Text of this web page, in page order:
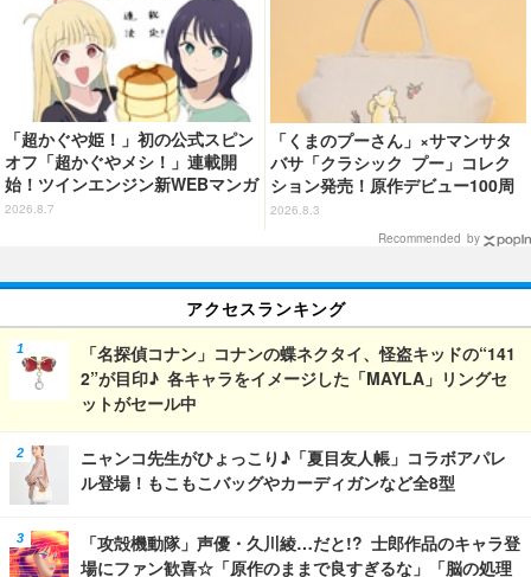
「超かぐや姫！」初の公式スピン
オフ「超かぐやメシ！」連載開
始！ツインエンジン新WEBマンガ
レーベル「ビビビコミック」創刊
2026.8.7
「くまのプーさん」×サマンサタ
バサ「クラシック プー」コレク
ション発売！原作デビュー100周
年記念でハンドバッグや財布など
2026.8.3
Recommended by
アクセスランキング
「名探偵コナン」コナンの蝶ネクタイ、怪盗キッドの“141
2”が目印♪ 各キャラをイメージした「MAYLA」リングセ
ットがセール中
ニャンコ先生がひょっこり♪「夏目友人帳」コラボアパレ
ル登場！もこもこバッグやカーディガンなど全8型
「攻殻機動隊」声優・久川綾…だと!? 士郎作品のキャラ登
場にファン歓喜☆「原作のままで良すぎるな」「脳の処理